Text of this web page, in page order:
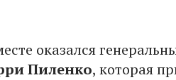
оказался
Пиленко, которая